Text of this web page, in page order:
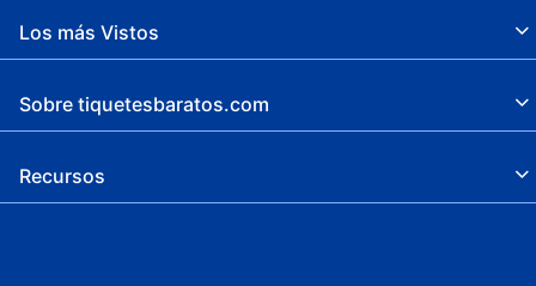
Solárium
Ruta de viaje accesible para sillas de
Conference space size (feet) -
Los más Vistos
Sobre tiquetesbaratos.com
Recursos